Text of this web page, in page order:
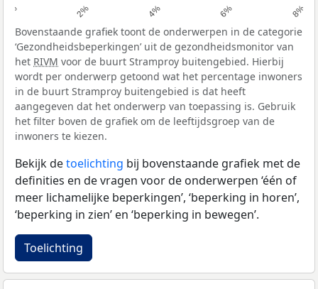
0% 2% 4% 6% 8%
Bovenstaande grafiek toont de onderwerpen in de categorie
‘Gezondheidsbeperkingen’ uit de gezondheidsmonitor van
het RIVM voor de buurt Stramproy buitengebied. Hierbij
wordt per onderwerp getoond wat het percentage inwoners
in de buurt Stramproy buitengebied is dat heeft
aangegeven dat het onderwerp van toepassing is. Gebruik
het filter boven de grafiek om de leeftijdsgroep van de
inwoners te kiezen.
Bekijk detoelichting bij bovenstaande grafiek met de
definities en de vragen voor de onderwerpen ‘één of
meer lichamelijke beperkingen’, ‘beperking in horen’,
‘beperking in zien’ en ‘beperking in bewegen’.
Toelichting